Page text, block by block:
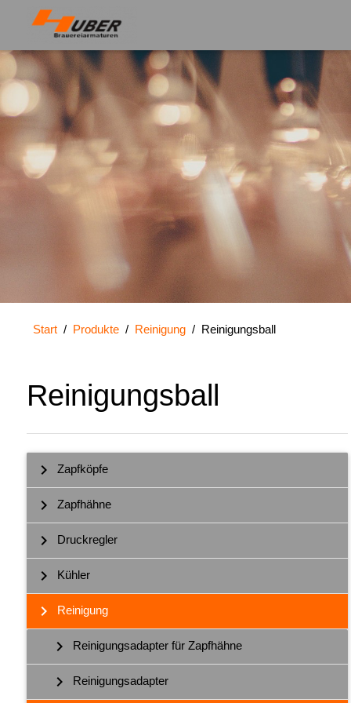
Start / Produkte / Reinigung / Reinigungsball
Reinigungsball
chevron_right Zapfköpfe
chevron_right Zapfhähne
chevron_right Druckregler
chevron_right Kühler
chevron_right Reinigung
chevron_right Reinigungsadapter für Zapfhähne
chevron_right Reinigungsadapter